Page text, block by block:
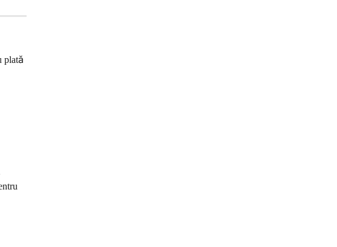
plată